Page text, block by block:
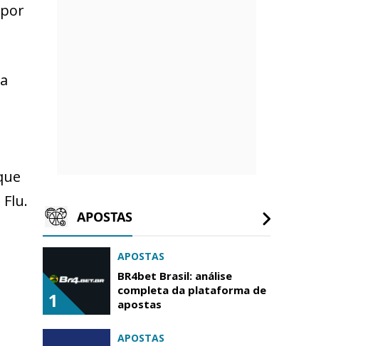
APOSTAS
1
APOSTAS
BR4bet Brasil: análise
completa da plataforma de
apostas
APOSTAS